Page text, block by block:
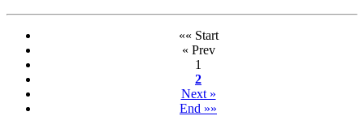
«« Start
« Prev
1
2
Next »
End »»